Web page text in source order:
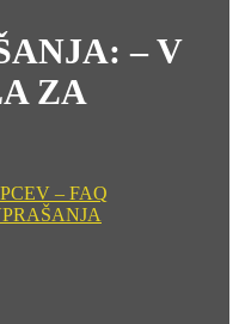
– V
ZA
– FAQ